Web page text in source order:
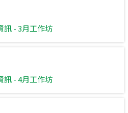
訊 - 3月工作坊
訊 - 4月工作坊